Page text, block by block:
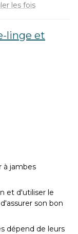
les fois
linge et
à jambes
et d'utiliser le
son bon
dépend de leurs